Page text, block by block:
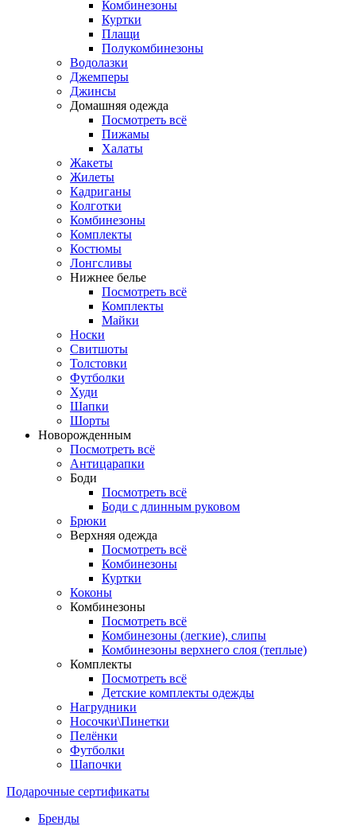
Комбинезоны
Куртки
Плащи
Полукомбинезоны
Водолазки
Джемперы
Джинсы
Домашняя одежда
Посмотреть всё
Пижамы
Халаты
Жакеты
Жилеты
Кадриганы
Колготки
Комбинезоны
Комплекты
Костюмы
Лонгсливы
Нижнее белье
Посмотреть всё
Комплекты
Майки
Носки
Свитшоты
Толстовки
Футболки
Худи
Шапки
Шорты
Новорожденным
Посмотреть всё
Антицарапки
Боди
Посмотреть всё
Боди с длинным руковом
Брюки
Верхняя одежда
Посмотреть всё
Комбинезоны
Куртки
Коконы
Комбинезоны
Посмотреть всё
Комбинезоны (легкие), слипы
Комбинезоны верхнего слоя (теплые)
Комплекты
Посмотреть всё
Детские комплекты одежды
Нагрудники
Носочки\Пинетки
Пелёнки
Футболки
Шапочки
Подарочные сертификаты
Бренды